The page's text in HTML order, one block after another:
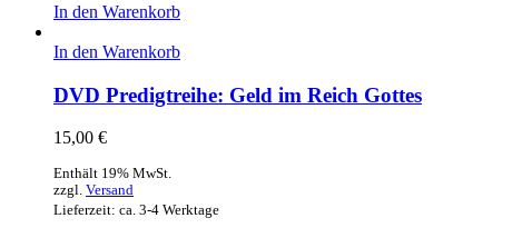
In den Warenkorb
In den Warenkorb
DVD Predigtreihe: Geld im Reich Gottes
15,00 €
Enthält 19% MwSt.
zzgl. Versand
Lieferzeit: ca. 3-4 Werktage